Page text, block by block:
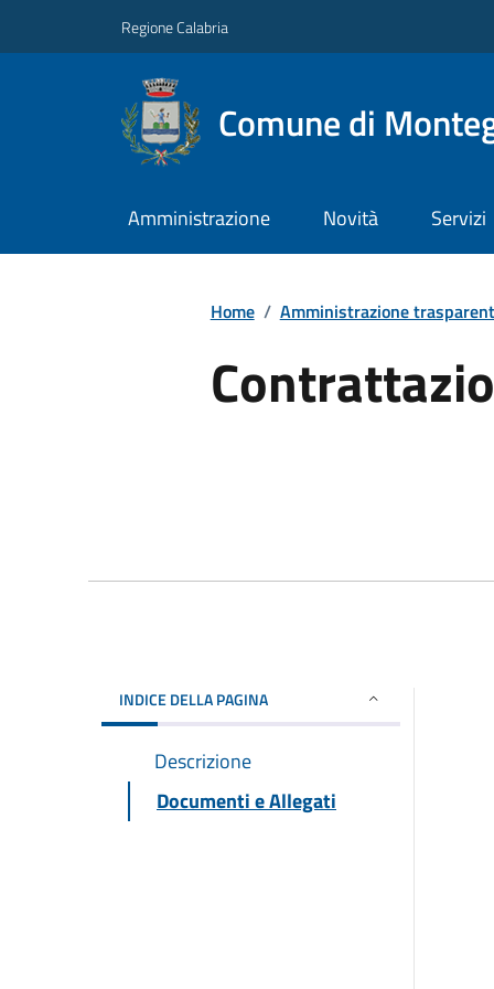
Regione Calabria
Comune di
Amministrazione Novità Servizi
Home / Amministrazione
INDICE DELLA PAGINA
Descrizione
Documenti e Allegati